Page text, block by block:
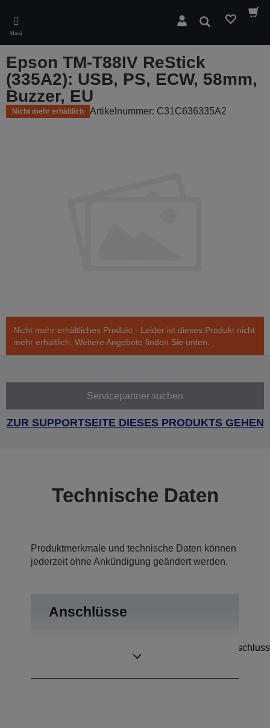
main
content
Menü
Suchen
Epson TM-T88IV ReStick
(335A2): USB, PS, ECW, 58mm,
Buzzer, EU
Nicht mehr erhältlich Artikelnummer: C31C636335A2
Nicht mehr erhältliches Produkt - Leider ist dieses Produkt nicht
mehr erhältlich. Weitere Angebote finden Sie unten.
Servicepartner suchen
ZUR SUPPORTSEITE DIESES PRODUKTS GEHEN
Technische Daten
Produktmerkmale und technische Daten können
jederzeit ohne Ankündigung geändert werden.
Anschlüsse